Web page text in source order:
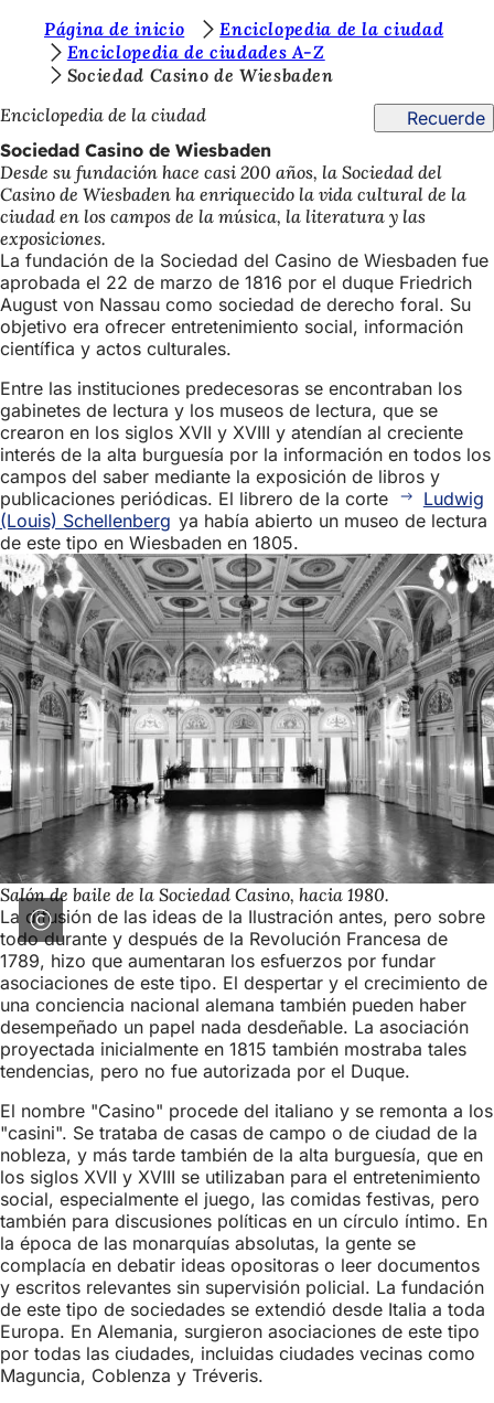
Saltar al contenido
t
á
s
a
q
u
í
:
Página de inicio
Enciclopedia de la ciudad
Enciclopedia de ciudades A-Z
Sociedad Casino de Wiesbaden
Enciclopedia de la ciudad
Recuerde
Sociedad Casino de Wiesbaden
Desde su fundación hace casi 200 años, la Sociedad del
Casino de Wiesbaden ha enriquecido la vida cultural de la
ciudad en los campos de la música, la literatura y las
exposiciones.
La fundación de la Sociedad del Casino de Wiesbaden fue
aprobada el 22 de marzo de 1816 por el duque Friedrich
August von Nassau como sociedad de derecho foral. Su
objetivo era ofrecer entretenimiento social, información
científica y actos culturales.
Entre las instituciones predecesoras se encontraban los
gabinetes de lectura y los museos de lectura, que se
crearon en los siglos XVII y XVIII y atendían al creciente
interés de la alta burguesía por la información en todos los
campos del saber mediante la exposición de libros y
publicaciones periódicas. El librero de la corte
Ludwig
(Louis) Schellenberg ya había abierto un museo de lectura
de este tipo en Wiesbaden en 1805.
Salón de baile de la Sociedad Casino, hacia 1980.
La difusión de las ideas de la Ilustración antes, pero sobre
todo durante y después de la Revolución Francesa de
1789, hizo que aumentaran los esfuerzos por fundar
asociaciones de este tipo. El despertar y el crecimiento de
una conciencia nacional alemana también pueden haber
desempeñado un papel nada desdeñable. La asociación
proyectada inicialmente en 1815 también mostraba tales
tendencias, pero no fue autorizada por el Duque.
El nombre "Casino" procede del italiano y se remonta a los
"casini". Se trataba de casas de campo o de ciudad de la
nobleza, y más tarde también de la alta burguesía, que en
los siglos XVII y XVIII se utilizaban para el entretenimiento
social, especialmente el juego, las comidas festivas, pero
también para discusiones políticas en un círculo íntimo. En
la época de las monarquías absolutas, la gente se
complacía en debatir ideas opositoras o leer documentos
y escritos relevantes sin supervisión policial. La fundación
de este tipo de sociedades se extendió desde Italia a toda
Europa. En Alemania, surgieron asociaciones de este tipo
por todas las ciudades, incluidas ciudades vecinas como
Maguncia, Coblenza y Tréveris.